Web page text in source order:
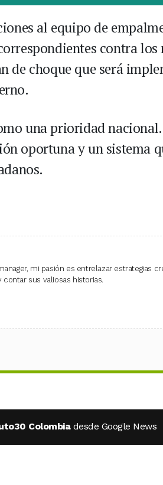
al equipo de
contra los
de choque que será
una prioridad
oportuna y un sistema
mi pasión es entrelazar estrategias
sus valiosas historias.
Colombia desde Google News